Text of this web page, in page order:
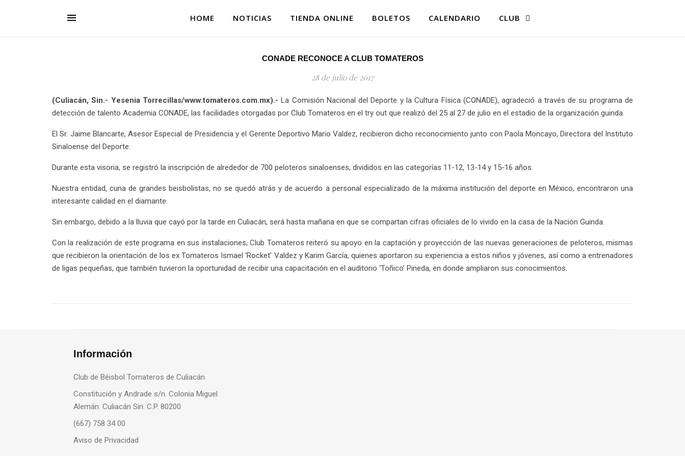
HOME NOTICIAS TIENDA ONLINE BOLETOS CALENDARIO CLUB
CONADE RECONOCE A CLUB TOMATEROS
28 de julio de 2017
(Culiacán, Sin.- Yesenia Torrecillas/www.tomateros.com.mx).-La Comisión Nacional del Deporte y la Cultura Física (CONADE), agradeció a través de su programa de
detección de talento Academia CONADE, las facilidades otorgadas por Club Tomateros en el try out que realizó del 25 al 27 de julio en el estadio de la organización guinda.
El Sr. Jaime Blancarte, Asesor Especial de Presidencia y el Gerente Deportivo Mario Valdez, recibieron dicho reconocimiento junto con Paola Moncayo, Directora del Instituto
Sinaloense del Deporte.
Durante esta visoria, se registró la inscripción de alrededor de 700 peloteros sinaloenses, divididos en las categorías 11-12, 13-14 y 15-16 años.
Nuestra entidad, cuna de grandes beisbolistas, no se quedó atrás y de acuerdo a personal especializado de la máxima institución del deporte en México, encontraron una
interesante calidad en el diamante.
Sin embargo, debido a la lluvia que cayó por la tarde en Culiacán, será hasta mañana en que se compartan cifras oficiales de lo vivido en la casa de la Nación Guinda.
Con la realización de este programa en sus instalaciones, Club Tomateros reiteró su apoyo en la captación y proyección de las nuevas generaciones de peloteros, mismas
que recibieron la orientación de los ex Tomateros Ismael ‘Rocket’ Valdez y Karim García, quienes aportaron su experiencia a estos niños y jóvenes, así como a entrenadores
de ligas pequeñas, que también tuvieron la oportunidad de recibir una capacitación en el auditorio ‘Toñico’ Pineda, en donde ampliaron sus conocimientos.
Información
Club de Béisbol Tomateros de Culiacán.
Constitución y Andrade s/n. Colonia Miguel
Alemán. Culiacán Sin. C.P. 80200
(667) 758 34 00
Aviso de Privacidad